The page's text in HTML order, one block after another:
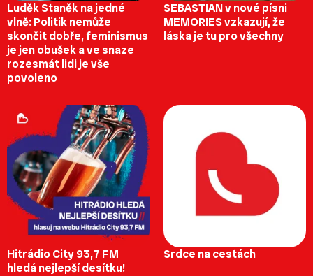
Luděk Staněk na jedné
vlně: Politik nemůže
skončit dobře, feminismus
je jen obušek a ve snaze
rozesmát lidi je vše
povoleno
SEBASTIAN v nové písni
MEMORIES vzkazují, že
láska je tu pro všechny
Hitrádio City 93,7 FM
hledá nejlepší desítku!
Srdce na cestách